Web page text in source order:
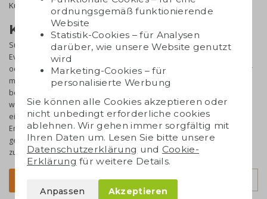
Kugelschreiber kleine bleistifte bedrucken
Kleine Bleistifte bedrucken
Suchen Sie nach originellen und günstigen Werbegeschenken für
Events oder das Büro? Wählen Sie kleine Bleistifte mit Ihrem Logo
oder Ihrer Botschaft. Machen Sie Kunden, Partner oder Mitarbeiter
mit einer persönlichen Kleinigkeit glücklich. Kleine Bleistifte
bedrucken zu lassen, ist eine effektive Art, für Ihre Marke zu
werben. Zudem hinterlassen Sie einen bleibenden Eindruck mit
einem nachhaltigen Geschenk und zeigen, dass Sie bewusste
Entscheidungen für eine bessere Umwelt treffen. Nehmen Sie
gerneKontaktmit uns auf, unser Verkaufsspezialist berät Sie gerne
zu den Möglichkeiten.
Sortierung
ordnungsgemäß funktionierende
Website
Statistik-Cookies – für Analysen
darüber, wie unsere Website genutzt
wird
Marketing-Cookies – für
personalisierte Werbung
Sie können alle Cookies akzeptieren oder
nicht unbedingt erforderliche cookies
ablehnen. Wir gehen immer sorgfältig mit
Ihren Daten um. Lesen Sie bitte unsere
Datenschutzerklärung und Cookie-
Erklärung für weitere Details.
Anpassen Akzeptieren